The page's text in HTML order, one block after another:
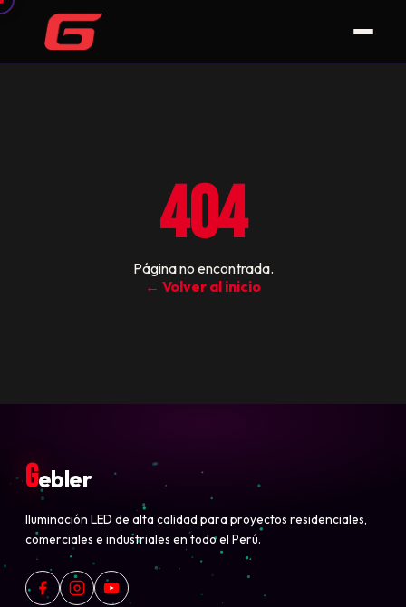
404
Página no encontrada.
← Volver al inicio
Gebler
Iluminación LED de alta calidad para proyectos residenciales,
comerciales e industriales en todo el Perú.